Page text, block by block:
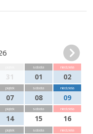
31
sobota
01
niedziela
02
piątek
07
sobota
08
niedziela
09
piątek
14
sobota
15
niedziela
16
piątek sobota niedziela